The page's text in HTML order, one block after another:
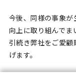
今後、同様の事象
向上に取り組んで
引続き弊社をご愛
げます。